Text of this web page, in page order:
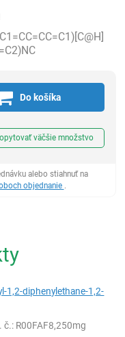
Do košíka
väčšie množstvo
alebo stiahnuť na
objednanie .
1,2-diphenylethane-1,2-
č.: R00FAF8,250mg